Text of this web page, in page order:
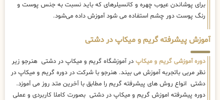
برای پوشاندن عیوب چهره و کانسیلرهای که باید نسبت به جنس پوست و
رنگ پوست دور چشم استفاده می شود آموزش داده می‌شود.
آموزش پیشرفته گریم و میکاپ در دشتی
دوره آموزشی گریم و میکاپ در آموزشگاه گریم و میکاپ در دشتی هنرجو زیر
نظر مربی باتجربه آموزش می بیند. هنرجو با شرکت در دوره گریم و میکاپ در
دشتی انواع روش های پیشرفته گریم را مطابق با آخرین متد روز می آموزد.
دوره پیشرفته اموزش گریم و میکاپ در دشتی بصورت کاملا کاربردی و عملی